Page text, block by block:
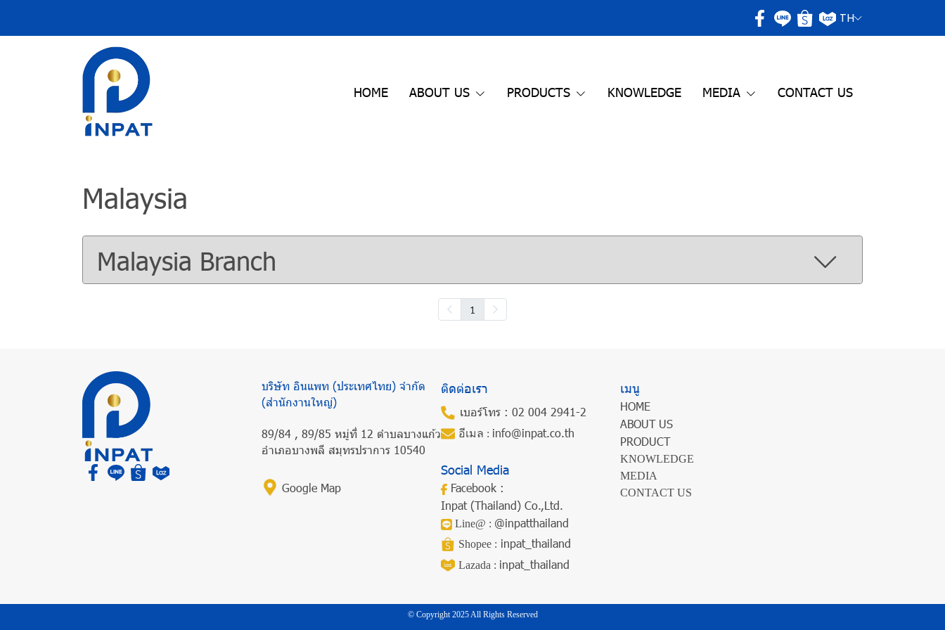
TH
HOME ABOUT US PRODUCTS KNOWLEDGE MEDIA CONTACT US
Malaysia
Malaysia Branch
1
บริษัท อินแพท (ประเทศไทย) จำกัด
(สำนักงานใหญ่)
89/84 , 89/85 หมู่ที่ 12 ตำบลบางแก้ว
อำเภอบางพลี สมุทรปราการ 10540
Google Map
ติดต่อเรา
เบอร์โทร : 02 004 2941-2
อีเมล : info@inpat.co.th
Social Media
Facebook :
Inpat (Thailand) Co.,Ltd.
Line@ : @inpatthailand
Shopee : inpat_thailand
Lazada : inpat_thailand
เมนู
HOME
ABOUT US
PRODUCT
KNOWLEDGE
MEDIA
CONTACT US
© Copyright 2025 All Rights Reserved